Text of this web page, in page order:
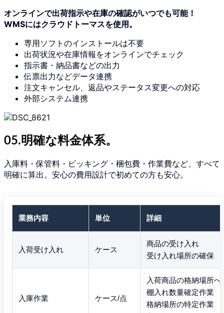
オンラインで出荷指示や在庫の確認がいつでも可能！
WMSにはクラウドトーマスを使用。
専用ソフトのインストールは不要
出荷状況や在庫情報をオンラインでチェック
指示書・納品書などの出力
伝票出力などデータ連携
注文キャンセル、返品やステータス変更への対応
外部システム連携
05.明確な料金体系。
入庫料・保管料・ピッキング・梱包費・作業費など、すべて
明確に算出。安心の費用設計で初めての方も安心。
業務内容 単位 詳細
入荷受け入れ ケース
商品の受け入れ
受け入れ場所の確保
入庫作業 ケース/点
入荷商品の格納場所へ
棚入れ数量確定作業
格納場所の特定作業